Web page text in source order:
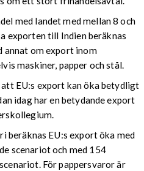
med landet med mellan 8 och
exporten till Indien beräknas
annat om export inom
maskiner, papper och stål.
EU:s export kan öka betydligt
idag har en betydande export
beräknas EU:s export öka med
scenariot och med 154
För pappersvaror är